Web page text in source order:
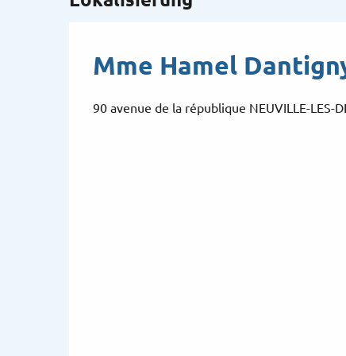
Mme Hamel
90 avenue de la république NEUVILLE-LES-